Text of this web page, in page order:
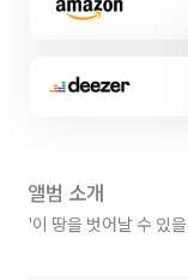
앨범 소개
'이 땅을 벗어날 수 있